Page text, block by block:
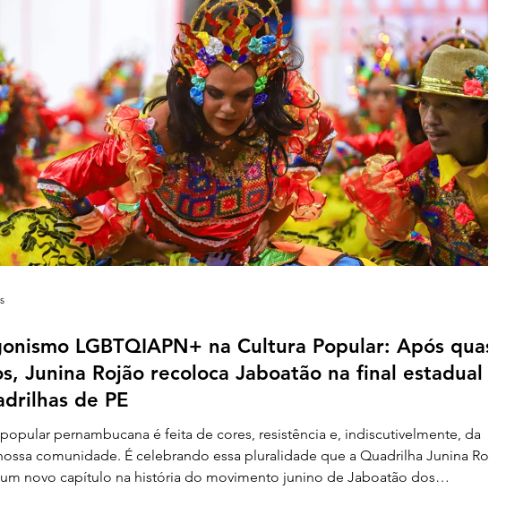
LGBTQIAPN+ na Cultura Popular: Após quase
Junina Rojão recoloca Jaboatão na final estadual
de PE
pernambucana é feita de cores, resistência e, indiscutivelmente, da
comunidade. É celebrando essa pluralidade que a Quadrilha Junina
novo capítulo na história do movimento junino de Jaboatão dos